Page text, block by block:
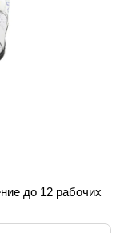
до 12 рабочих